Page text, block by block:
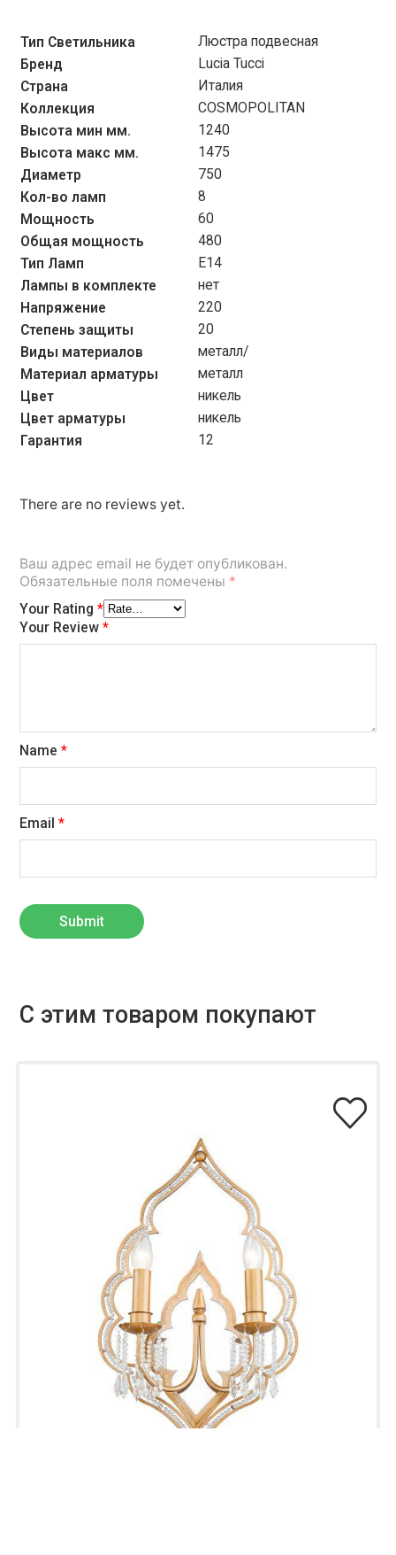
Тип Светильника
Люстра подвесная
Бренд
Lucia Tucci
Страна
Италия
Коллекция
COSMOPOLITAN
Высота мин мм.
1240
Высота макс мм.
1475
Диаметр
750
Кол-во ламп
8
Мощность
60
Общая мощность
480
Тип Ламп
E14
Лампы в комплекте
нет
Напряжение
220
Степень защиты
20
Виды материалов
металл/
Материал арматуры
металл
Цвет
никель
Цвет арматуры
никель
Гарантия
12
There are no reviews yet.
Ваш адрес email не будет опубликован.
Обязательные поля помечены *
Your Rating*
Your Review*
Name*
Email*
С этим товаром покупают